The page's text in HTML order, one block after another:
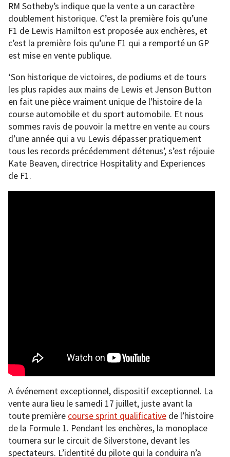
RM Sotheby’s indique que la vente a un caractère
doublement historique. C’est la première fois qu’une
F1 de Lewis Hamilton est proposée aux enchères, et
c’est la première fois qu’une F1 qui a remporté un GP
est mise en vente publique.
‘Son historique de victoires, de podiums et de tours
les plus rapides aux mains de Lewis et Jenson Button
en fait une pièce vraiment unique de l’histoire de la
course automobile et du sport automobile. Et nous
sommes ravis de pouvoir la mettre en vente au cours
d’une année qui a vu Lewis dépasser pratiquement
tous les records précédemment détenus’, s’est réjouie
Kate Beaven, directrice Hospitality and Experiences
de F1.
A événement exceptionnel, dispositif exceptionnel. La
vente aura lieu le samedi 17 juillet, juste avant la
toute première course sprint qualificative de l’histoire
de la Formule 1. Pendant les enchères, la monoplace
tournera sur le circuit de Silverstone, devant les
spectateurs. L’identité du pilote qui la conduira n’a